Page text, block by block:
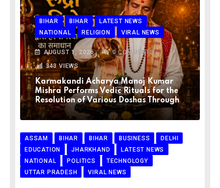
BIHAR BIHAR
LATEST NEWS
NATIONAL
RELIGION VIRAL NEWS
AUGUST 1, 2026 0COMMENTS
343VIEWS
Karmakandi Acharya Manoj Kumar
Mishra Performs Vedic Rituals for the
Resolution of Various Doshas Through
ASSAM BIHAR BIHAR BUSINESS
DELHI
EDUCATION
JHARKHAND
LATEST NEWS
NATIONAL
POLITICS
TECHNOLOGY
UTTAR PRADESH
VIRAL NEWS